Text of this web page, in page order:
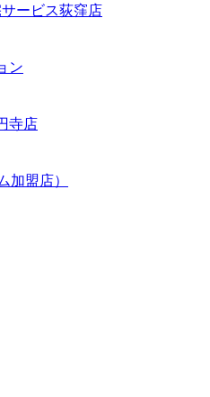
ービス荻窪店
ン
寺店
加盟店）